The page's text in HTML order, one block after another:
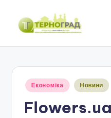
Перейти
Опубліковано
Економіка Новини